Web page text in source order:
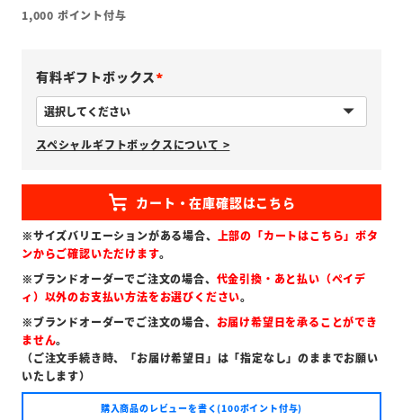
1,000 ポイント付与
有料ギフトボックス
必
須
)
スペシャルギフトボックスについて >
※サイズバリエーションがある場合、 上部の「カートはこちら」ボタ
ンからご確認いただけます。
※ブランドオーダーでご注文の場合、 代金引換・あと払い（ペイデ
ィ）以外のお支払い方法をお選びください。
※ブランドオーダーでご注文の場合、 お届け希望日を承ることができ
ません。
（ご注文手続き時、「お届け希望日」は「指定なし」のままでお願い
いたします）
購入商品のレビューを書く(100ポイント付与)